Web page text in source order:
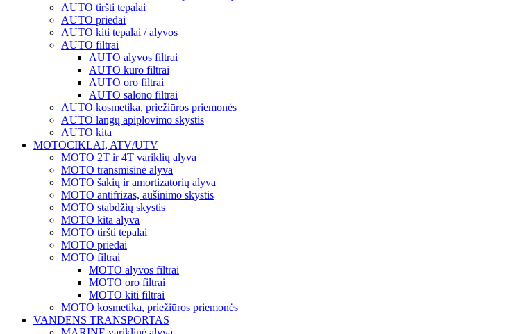
AUTO tiršti tepalai
AUTO priedai
AUTO kiti tepalai / alyvos
AUTO filtrai
AUTO alyvos filtrai
AUTO kuro filtrai
AUTO oro filtrai
AUTO salono filtrai
AUTO kosmetika, priežiūros priemonės
AUTO langų apiplovimo skystis
AUTO kita
MOTOCIKLAI, ATV/UTV
MOTO 2T ir 4T variklių alyva
MOTO transmisinė alyva
MOTO šakių ir amortizatorių alyva
MOTO antifrizas, aušinimo skystis
MOTO stabdžių skystis
MOTO kita alyva
MOTO tiršti tepalai
MOTO priedai
MOTO filtrai
MOTO alyvos filtrai
MOTO oro filtrai
MOTO kiti filtrai
MOTO kosmetika, priežiūros priemonės
VANDENS TRANSPORTAS